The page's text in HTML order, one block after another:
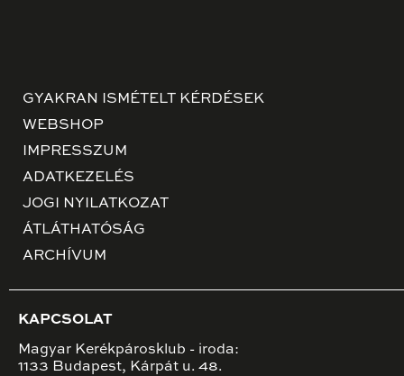
GYAKRAN ISMÉTELT KÉRDÉSEK
WEBSHOP
IMPRESSZUM
ADATKEZELÉS
JOGI NYILATKOZAT
ÁTLÁTHATÓSÁG
ARCHÍVUM
KAPCSOLAT
Magyar Kerékpárosklub - iroda:
1133 Budapest, Kárpát u. 48.